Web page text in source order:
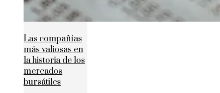
Las compañías
más valiosas en
la historia de los
mercados
bursátiles